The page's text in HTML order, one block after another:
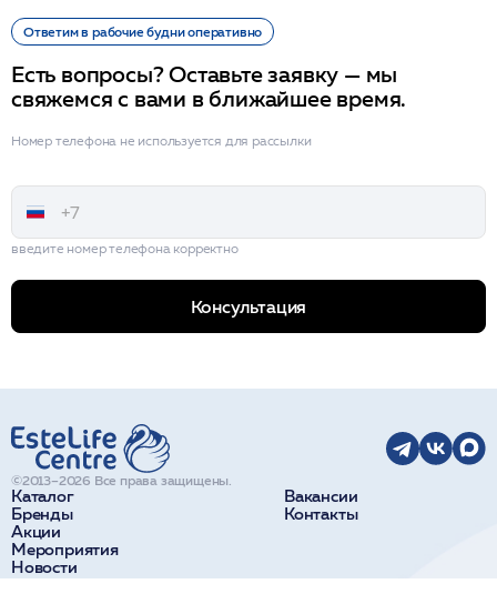
Ответим в рабочие будни оперативно
Есть вопросы? Оставьте заявку — мы
свяжемся с вами в ближайшее время.
Номер телефона не используется для рассылки
введите номер телефона корректно
Консультация
Каталог
Бренды
Акции
Мероприятия
Новости
О компании
Вакансии
Контакты
©2013–2026 Все права защищены.